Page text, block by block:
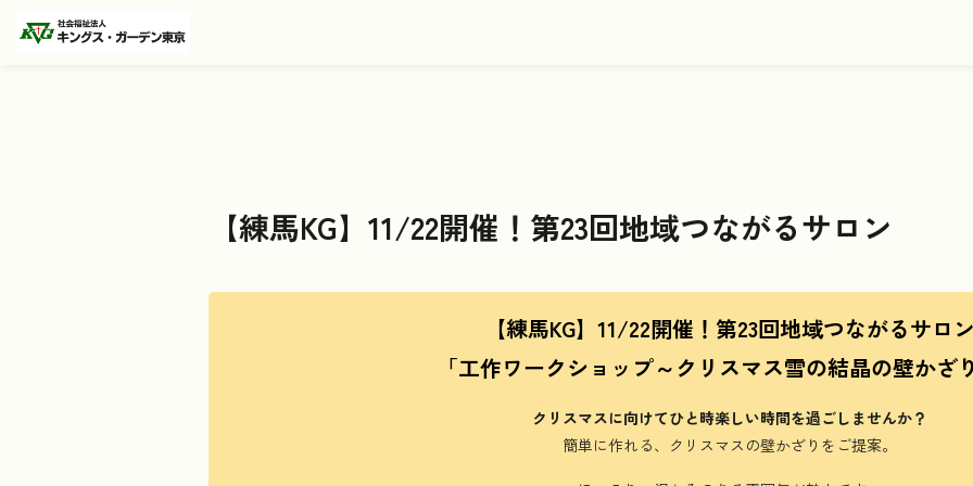
【練馬KG】11/22開催！第23回地域つながるサロン
【練馬KG】11/22開催！第23回地域つながるサロン
「工作ワークショップ～クリスマス雪の結晶の壁かざ
クリスマスに向けてひと時楽しい時間を過ごしませんか？
簡単に作れる、クリスマスの壁かざりをご提案。